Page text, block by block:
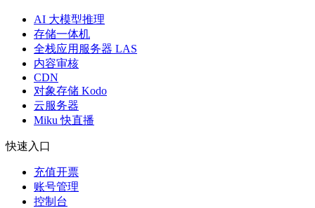
AI 大模型推理
存储一体机
全栈应用服务器 LAS
内容审核
CDN
对象存储 Kodo
云服务器
Miku 快直播
快速入口
充值开票
账号管理
控制台